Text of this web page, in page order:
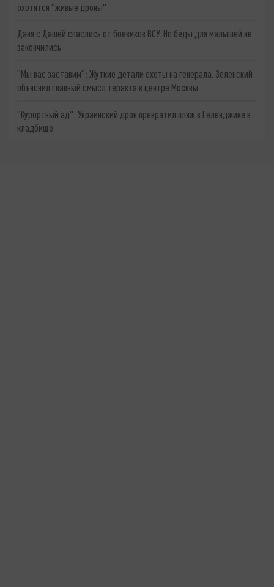
охотятся "живые дроны"
Даня с Дашей спаслись от боевиков ВСУ. Но беды для малышей не
закончились
"Мы вас заставим": Жуткие детали охоты на генерала. Зеленский
объяснил главный смысл теракта в центре Москвы
"Курортный ад": Украинский дрон превратил пляж в Геленджике в
кладбище